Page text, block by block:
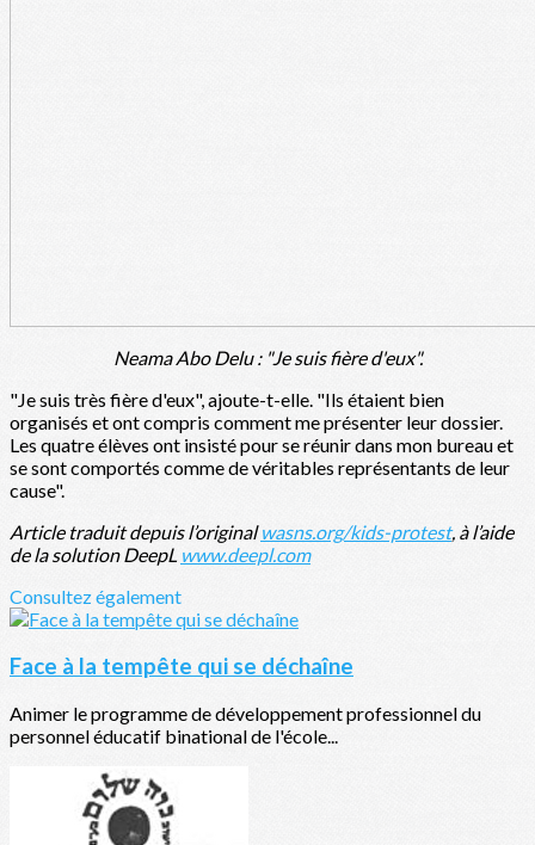
Neama Abo Delu : "Je suis fière d'eux".
"Je suis très fière d'eux", ajoute-t-elle. "Ils étaient bien
organisés et ont compris comment me présenter leur dossier.
Les quatre élèves ont insisté pour se réunir dans mon bureau et
se sont comportés comme de véritables représentants de leur
cause".
Article traduit depuis l’originalwasns.org/kids-protest, à l’aide
de la solution DeepL www.deepl.com
Consultez également
Face à la tempête qui se déchaîne
Animer le programme de développement professionnel du
personnel éducatif binational de l'école...